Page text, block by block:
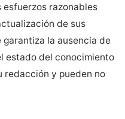
esfuerzos razonables
de sus
garantiza la ausencia de
estado del conocimiento
redacción y pueden no